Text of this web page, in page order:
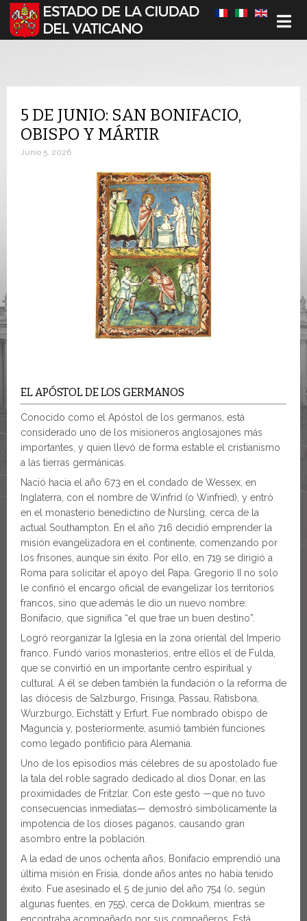
Seleccione su idioma
5 DE JUNIO: SAN BONIFACIO,
OBISPO Y MÁRTIR
Junio 5, 2026
EL APÓSTOL DE LOS GERMANOS
Conocido como el Apóstol de los germanos, está
considerado uno de los misioneros anglosajones más
importantes, y quien llevó de forma estable el cristianismo
a las tierras germánicas.
Nació hacia el año 673 en el condado de Wessex, en
Inglaterra, con el nombre de Winfrid (o Winfried), y entró
en el monasterio benedictino de Nursling, cerca de la
actual Southampton. En el año 716 decidió emprender la
misión evangelizadora en el continente, comenzando por
los frisones, aunque sin éxito. Por ello, en 719 se dirigió a
Roma para solicitar el apoyo del Papa. Gregorio II no solo
le confirió el encargo oficial de evangelizar los territorios
francos, sino que además le dio un nuevo nombre:
Bonifacio, que significa “el que trae un buen destino”.
Logró reorganizar la Iglesia en la zona oriental del Imperio
franco. Fundó varios monasterios, entre ellos el de Fulda,
que se convirtió en un importante centro espiritual y
cultural. A él se deben también la fundación o la reforma de
las diócesis de Salzburgo, Frisinga, Passau, Ratisbona,
Wurzburgo, Eichstätt y Erfurt. Fue nombrado obispo de
Maguncia y, posteriormente, asumió también funciones
como legado pontificio para Alemania.
Uno de los episodios más célebres de su apostolado fue
la tala del roble sagrado dedicado al dios Donar, en las
proximidades de Fritzlar. Con este gesto —que no tuvo
consecuencias inmediatas— demostró simbólicamente la
impotencia de los dioses paganos, causando gran
asombro entre la población.
A la edad de unos ochenta años, Bonifacio emprendió una
última misión en Frisia, donde años antes no había tenido
éxito. Fue asesinado el 5 de junio del año 754 (o, según
algunas fuentes, en 755), cerca de Dokkum, mientras se
encontraba acompañado por sus compañeros. Está